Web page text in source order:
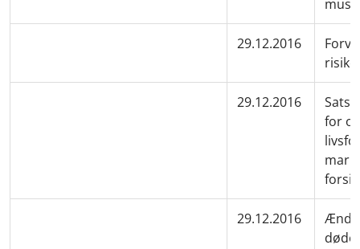
29.12.2016
29.12.2016
for
29.12.2016